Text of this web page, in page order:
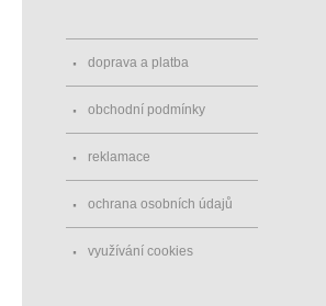
doprava a platba
obchodní podmínky
reklamace
ochrana osobních údajů
využívání cookies